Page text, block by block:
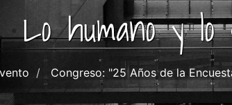
Lo humano y lo
Congreso: "25 Años de la